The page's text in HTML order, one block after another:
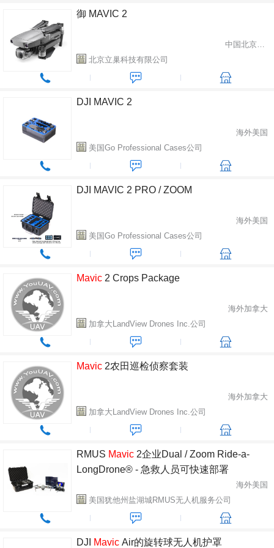
御 MAVIC 2
中国北京市大兴区
北京立巢科技有限公司
DJI MAVIC 2
海外美国
美国Go Professional Cases公司
DJI MAVIC 2 PRO / ZOOM
海外美国
美国Go Professional Cases公司
Mavic 2 Crops Package
海外加拿大
加拿大LandView Drones Inc.公司
Mavic 2农田巡检侦察套装
海外加拿大
加拿大LandView Drones Inc.公司
RMUS Mavic 2企业Dual / Zoom Ride-a-
LongDrone® - 急救人员可快速部署
海外美国
美国犹他州盐湖城RMUS无人机服务公司
DJI Mavic Air的旋转球无人机护罩